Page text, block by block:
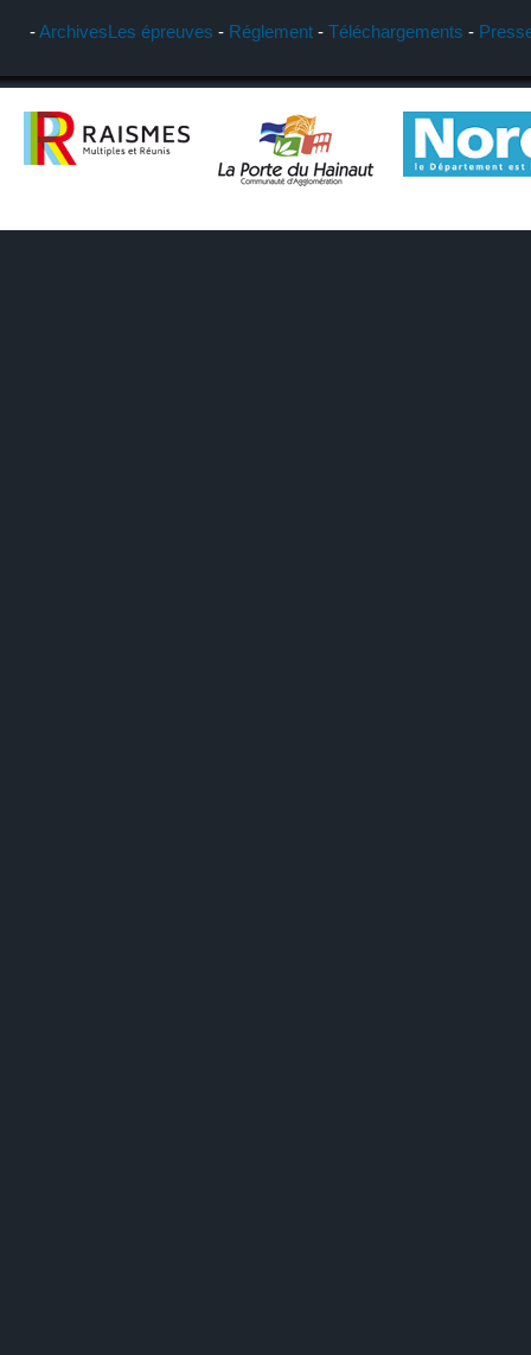
-ArchivesLes épreuves - Réglement - Téléchargements -